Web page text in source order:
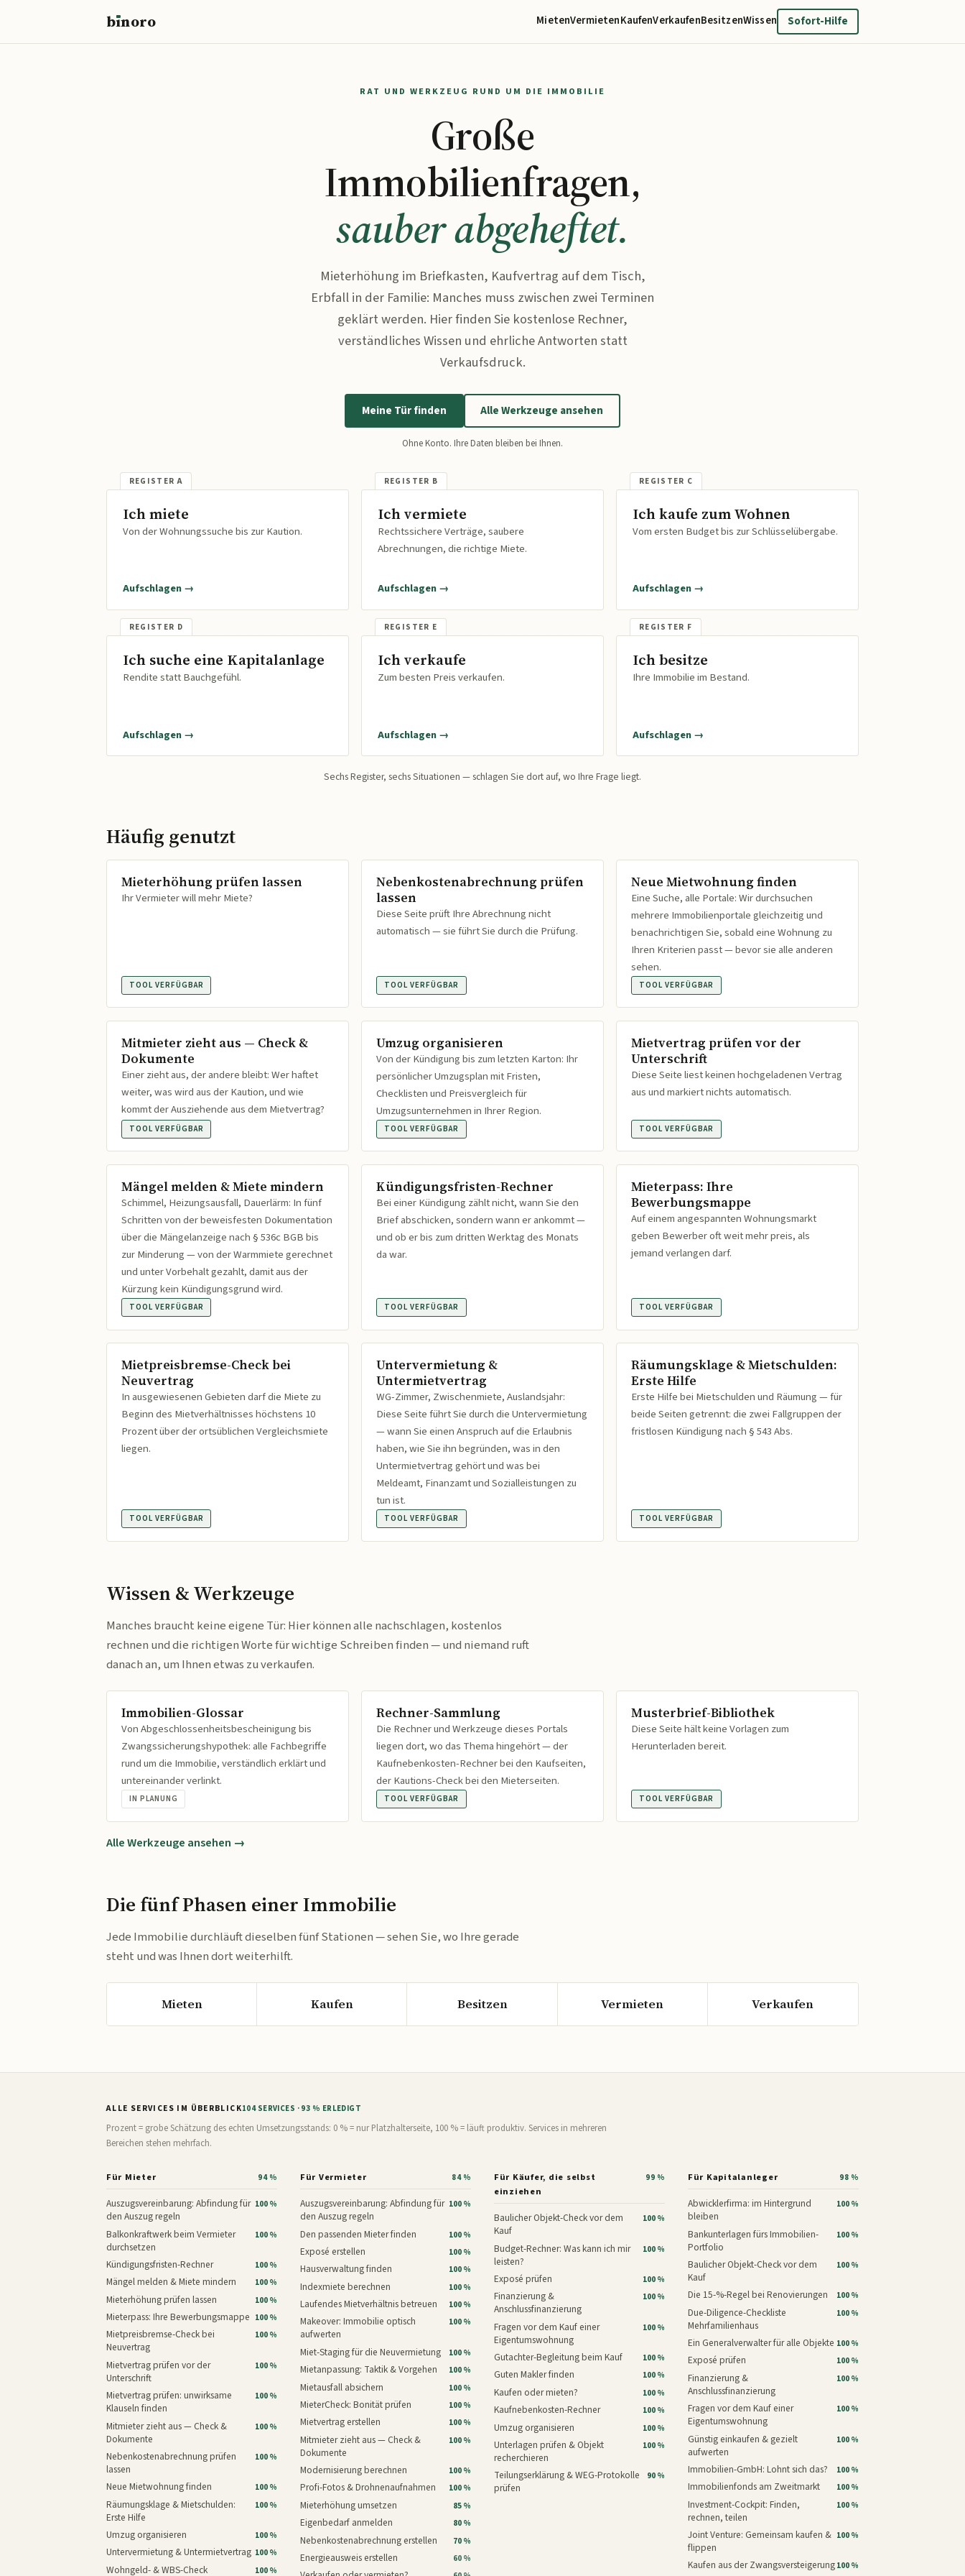
bınoro MietenVermietenKaufenVerkaufenBesitzenWissen Sofort-Hilfe
RAT UND WERKZEUG RUND UM DIE IMMOBILIE
Große
Immobilienfragen,
sauber abgeheftet.
Mieterhöhung im Briefkasten, Kaufvertrag auf dem Tisch,
Erbfall in der Familie: Manches muss zwischen zwei Terminen
geklärt werden. Hier finden Sie kostenlose Rechner,
verständliches Wissen und ehrliche Antworten statt
Verkaufsdruck.
Meine Tür finden Alle Werkzeuge ansehen
Ohne Konto. Ihre Daten bleiben bei Ihnen.
Ich miete
Von der Wohnungssuche bis zur Kaution.
Aufschlagen →
Ich vermiete
Rechtssichere Verträge, saubere
Abrechnungen, die richtige Miete.
Aufschlagen →
Ich kaufe zum Wohnen
Vom ersten Budget bis zur Schlüsselübergabe.
Aufschlagen →
Ich suche eine Kapitalanlage
Rendite statt Bauchgefühl.
Aufschlagen →
Ich verkaufe
Zum besten Preis verkaufen.
Aufschlagen →
Ich besitze
Ihre Immobilie im Bestand.
Aufschlagen →
Sechs Register, sechs Situationen — schlagen Sie dort auf, wo Ihre Frage liegt.
Häufig genutzt
Mieterhöhung prüfen lassen
Ihr Vermieter will mehr Miete?
TOOL VERFÜGBAR
Nebenkostenabrechnung prüfen
lassen
Diese Seite prüft Ihre Abrechnung nicht
automatisch — sie führt Sie durch die Prüfung.
TOOL VERFÜGBAR
Neue Mietwohnung finden
Eine Suche, alle Portale: Wir durchsuchen
mehrere Immobilienportale gleichzeitig und
benachrichtigen Sie, sobald eine Wohnung zu
Ihren Kriterien passt — bevor sie alle anderen
sehen.
TOOL VERFÜGBAR
Mitmieter zieht aus — Check &
Dokumente
Einer zieht aus, der andere bleibt: Wer haftet
weiter, was wird aus der Kaution, und wie
kommt der Ausziehende aus dem Mietvertrag?
TOOL VERFÜGBAR
Umzug organisieren
Von der Kündigung bis zum letzten Karton: Ihr
persönlicher Umzugsplan mit Fristen,
Checklisten und Preisvergleich für
Umzugsunternehmen in Ihrer Region.
TOOL VERFÜGBAR
Mietvertrag prüfen vor der
Unterschrift
Diese Seite liest keinen hochgeladenen Vertrag
aus und markiert nichts automatisch.
TOOL VERFÜGBAR
Mängel melden & Miete mindern
Schimmel, Heizungsausfall, Dauerlärm: In fünf
Schritten von der beweisfesten Dokumentation
über die Mängelanzeige nach § 536c BGB bis
zur Minderung — von der Warmmiete gerechnet
und unter Vorbehalt gezahlt, damit aus der
Kürzung kein Kündigungsgrund wird.
TOOL VERFÜGBAR
Kündigungsfristen-Rechner
Bei einer Kündigung zählt nicht, wann Sie den
Brief abschicken, sondern wann er ankommt —
und ob er bis zum dritten Werktag des Monats
da war.
TOOL VERFÜGBAR
Mieterpass: Ihre
Bewerbungsmappe
Auf einem angespannten Wohnungsmarkt
geben Bewerber oft weit mehr preis, als
jemand verlangen darf.
TOOL VERFÜGBAR
Mietpreisbremse-Check bei
Neuvertrag
In ausgewiesenen Gebieten darf die Miete zu
Beginn des Mietverhältnisses höchstens 10
Prozent über der ortsüblichen Vergleichsmiete
liegen.
TOOL VERFÜGBAR
Untervermietung &
Untermietvertrag
WG-Zimmer, Zwischenmiete, Auslandsjahr:
Diese Seite führt Sie durch die Untervermietung
— wann Sie einen Anspruch auf die Erlaubnis
haben, wie Sie ihn begründen, was in den
Untermietvertrag gehört und was bei
Meldeamt, Finanzamt und Sozialleistungen zu
tun ist.
TOOL VERFÜGBAR
Räumungsklage & Mietschulden:
Erste Hilfe
Erste Hilfe bei Mietschulden und Räumung — für
beide Seiten getrennt: die zwei Fallgruppen der
fristlosen Kündigung nach § 543 Abs.
TOOL VERFÜGBAR
Wissen & Werkzeuge
Manches braucht keine eigene Tür: Hier können alle nachschlagen, kostenlos
rechnen und die richtigen Worte für wichtige Schreiben finden — und niemand ruft
danach an, um Ihnen etwas zu verkaufen.
Immobilien-Glossar
Von Abgeschlossenheitsbescheinigung bis
Zwangssicherungshypothek: alle Fachbegriffe
rund um die Immobilie, verständlich erklärt und
untereinander verlinkt.
IN PLANUNG
Rechner-Sammlung
Die Rechner und Werkzeuge dieses Portals
liegen dort, wo das Thema hingehört — der
Kaufnebenkosten-Rechner bei den Kaufseiten,
der Kautions-Check bei den Mieterseiten.
TOOL VERFÜGBAR
Musterbrief-Bibliothek
Diese Seite hält keine Vorlagen zum
Herunterladen bereit.
TOOL VERFÜGBAR
Alle Werkzeuge ansehen →
Die fünf Phasen einer Immobilie
Jede Immobilie durchläuft dieselben fünf Stationen — sehen Sie, wo Ihre gerade
steht und was Ihnen dort weiterhilft.
Mieten Kaufen Besitzen Vermieten Verkaufen
ALLE SERVICES IM ÜBERBLICK104 SERVICES · 93 % ERLEDIGT
Prozent = grobe Schätzung des echten Umsetzungsstands: 0 % = nur Platzhalterseite, 100 % = läuft produktiv. Services in mehreren
Bereichen stehen mehrfach.
Für Mieter 94 %
Auszugsvereinbarung: Abfindung für
den Auszug regeln
100 %
Balkonkraftwerk beim Vermieter
durchsetzen
100 %
Kündigungsfristen-Rechner 100 %
Mängel melden & Miete mindern 100 %
Mieterhöhung prüfen lassen 100 %
Mieterpass: Ihre Bewerbungsmappe 100 %
Mietpreisbremse-Check bei
Neuvertrag
100 %
Mietvertrag prüfen vor der
Unterschrift
100 %
Mietvertrag prüfen: unwirksame
Klauseln finden
100 %
Mitmieter zieht aus — Check &
Dokumente
100 %
Nebenkostenabrechnung prüfen
lassen
100 %
Neue Mietwohnung finden 100 %
Räumungsklage & Mietschulden:
Erste Hilfe
100 %
Umzug organisieren 100 %
Untervermietung & Untermietvertrag 100 %
Wohngeld- & WBS-Check 100 %
Für Vermieter 84 %
Auszugsvereinbarung: Abfindung für
den Auszug regeln
100 %
Den passenden Mieter finden 100 %
Exposé erstellen 100 %
Hausverwaltung finden 100 %
Indexmiete berechnen 100 %
Laufendes Mietverhältnis betreuen 100 %
Makeover: Immobilie optisch
aufwerten
100 %
Miet-Staging für die Neuvermietung 100 %
Mietanpassung: Taktik & Vorgehen 100 %
Mietausfall absichern 100 %
MieterCheck: Bonität prüfen 100 %
Mietvertrag erstellen 100 %
Mitmieter zieht aus — Check &
Dokumente
100 %
Modernisierung berechnen 100 %
Profi-Fotos & Drohnenaufnahmen 100 %
Mieterhöhung umsetzen 85 %
Eigenbedarf anmelden 80 %
Nebenkostenabrechnung erstellen 70 %
Energieausweis erstellen 60 %
Für Käufer, die selbst
einziehen
99 %
Baulicher Objekt-Check vor dem
Kauf
100 %
Budget-Rechner: Was kann ich mir
leisten?
100 %
Exposé prüfen 100 %
Finanzierung &
Anschlussfinanzierung
100 %
Fragen vor dem Kauf einer
Eigentumswohnung
100 %
Gutachter-Begleitung beim Kauf 100 %
Guten Makler finden 100 %
Kaufen oder mieten? 100 %
Kaufnebenkosten-Rechner 100 %
Umzug organisieren 100 %
Unterlagen prüfen & Objekt
recherchieren
100 %
Teilungserklärung & WEG-Protokolle
prüfen
90 %
Für Kapitalanleger 98 %
Abwicklerfirma: im Hintergrund
bleiben
100 %
Bankunterlagen fürs Immobilien-
Portfolio
100 %
Baulicher Objekt-Check vor dem
Kauf
100 %
Die 15-%-Regel bei Renovierungen 100 %
Due-Diligence-Checkliste
Mehrfamilienhaus
100 %
Ein Generalverwalter für alle Objekte 100 %
Exposé prüfen 100 %
Finanzierung &
Anschlussfinanzierung
100 %
Fragen vor dem Kauf einer
Eigentumswohnung
100 %
Günstig einkaufen & gezielt
aufwerten
100 %
Immobilien-GmbH: Lohnt sich das? 100 %
Immobilienfonds am Zweitmarkt 100 %
Investment-Cockpit: Finden,
rechnen, teilen
100 %
Joint Venture: Gemeinsam kaufen &
flippen
100 %
Kaufen aus der Zwangsversteigerung100 %